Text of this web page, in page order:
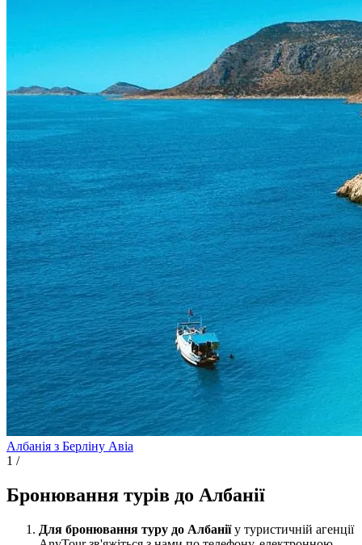
Албанія з Берліну Авіа
1 /
Бронювання турів до Албанії
Для бронювання туру до Албаніїу туристичній агенції